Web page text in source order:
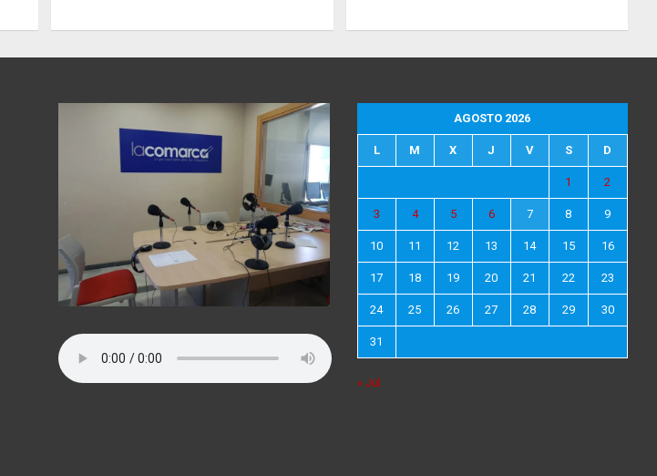
AGOSTO 2026
L M X J V S D
1 2
3 4 5 6 7 8 9
10 11 12 13 14 15 16
17 18 19 20 21 22 23
24 25 26 27 28 29 30
31
« Jul